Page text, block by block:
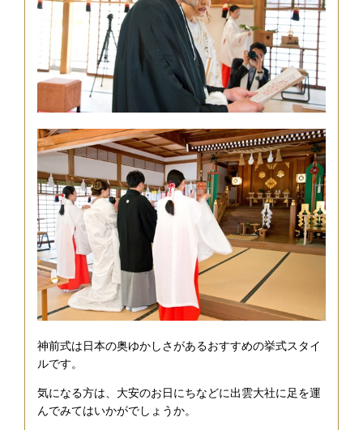
神前式は日本の奥ゆかしさがあるおすすめの挙式スタイ
ルです。
気になる方は、大安のお日にちなどに出雲大社に足を運
んでみてはいかがでしょうか。